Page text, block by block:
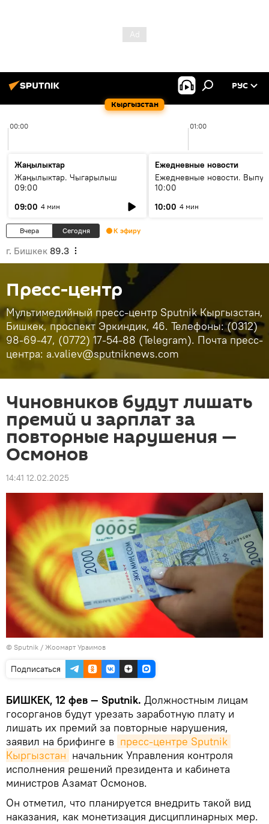
Кыргызстан
РУС
00:00 01:00
Жаңылыктар
Жаңылыктар. Чыгарылыш
09:00
09:00 4 мин
Ежедневные новости
Ежедневные новости.
10:00
10:00 4 мин
Вчера Сегодня К эфиру
г. Бишкек 89.3
Пресс-центр
Мультимедийный пресс-центр Sputnik Кыргызстан,
Бишкек, проспект Эркиндик, 46. Телефоны: (0312)
98-69-47, (0772) 17-54-88 (Telegram). Почта пресс-
центра: a.valiev@sputniknews.com
Чиновников будут лишать
премий и зарплат за
повторные нарушения —
Осмонов
14:41 12.02.2025
© Sputnik / Жоомарт Ураимов
Подписаться
БИШКЕК, 12 фев — Sputnik. Должностным лицам
госорганов будут урезать заработную плату и
лишать их премий за повторные нарушения,
заявил на брифинге в пресс-центре Sputnik
Кыргызстан начальник Управления контроля
исполнения решений президента и кабинета
министров Азамат Осмонов.
Он отметил, что планируется внедрить такой вид
наказания, как монетизация дисциплинарных мер.